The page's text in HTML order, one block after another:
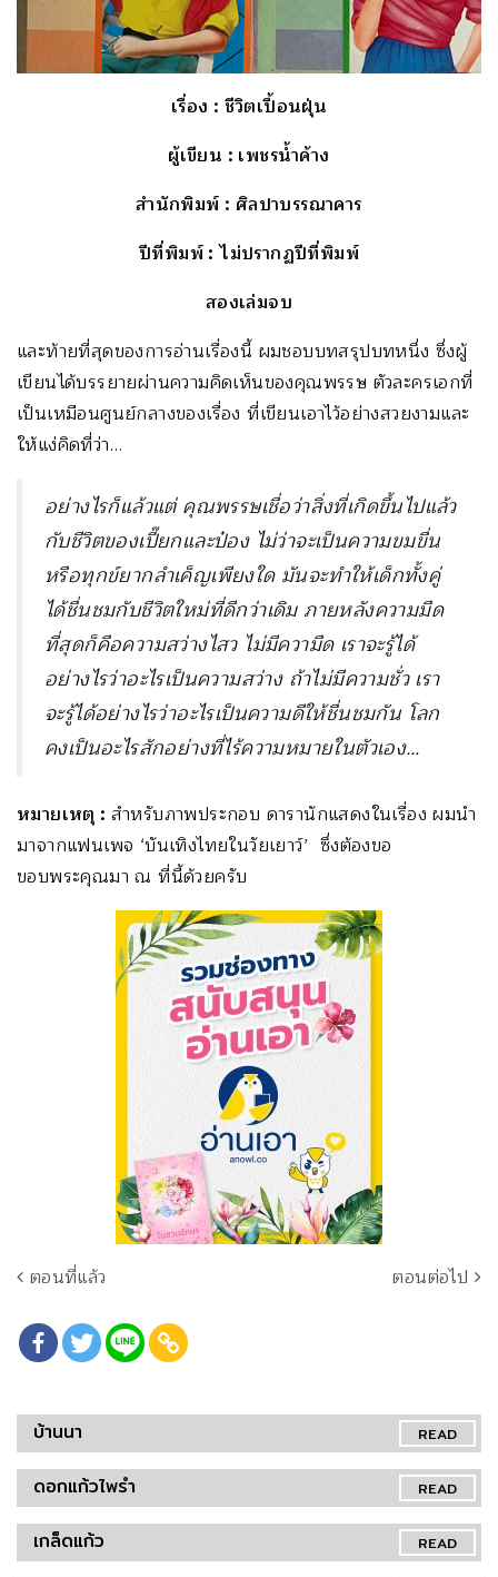
เรื่อง : ชีวิตเปื้อนฝุ่น
ผู้เขียน : เพชรน้ำค้าง
สำนักพิมพ์ : ศิลปาบรรณาคาร
ปีที่พิมพ์: ไม่ปรากฏปีที่พิมพ์
สองเล่มจบ
และท้ายที่สุดของการอ่านเรื่องนี้ ผมชอบบทสรุปบทหนึ่ง ซึ่งผู้
เขียนได้บรรยายผ่านความคิดเห็นของคุณพรรษ ตัวละครเอกที่
เป็นเหมือนศูนย์กลางของเรื่อง ที่เขียนเอาไว้อย่างสวยงามและ
ให้แง่คิดที่ว่า…
อย่างไรก็แล้วแต่ คุณพรรษเชื่อว่าสิ่งที่เกิดขึ้นไปแล้ว
กับชีวิตของเปี๊ยกและป๋อง ไม่ว่าจะเป็นความขมขื่น
หรือทุกข์ยากลำเค็ญเพียงใด มันจะทำให้เด็กทั้งคู่
ได้ชื่นชมกับชีวิตใหม่ที่ดีกว่าเดิม ภายหลังความมืด
ที่สุดก็คือความสว่างไสว ไม่มีความืด เราจะรู้ได้
อย่างไรว่าอะไรเป็นความสว่าง ถ้าไม่มีความชั่ว เรา
จะรู้ได้อย่างไรว่าอะไรเป็นความดีให้ชื่นชมกัน โลก
คงเป็นอะไรสักอย่างที่ไร้ความหมายในตัวเอง…
หมายเหตุ :สำหรับภาพประกอบ ดารานักแสดงในเรื่อง ผมนำ
มาจากแฟนเพจ ‘บันเทิงไทยในวัยเยาว์’ ซึ่งต้องขอ
ขอบพระคุณมา ณ ที่นี้ด้วยครับ
ตอนที่แล้ว ตอนต่อไป
READ
บ้านนา
READ
ดอกแก้วไพรำ
READ
เกล็ดแก้ว